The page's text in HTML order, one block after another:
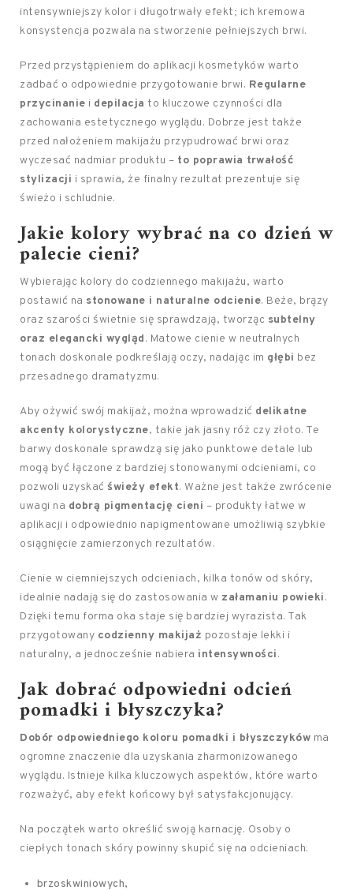
intensywniejszy kolor i długotrwały efekt; ich kremowa
konsystencja pozwala na stworzenie pełniejszych brwi.
Przed przystąpieniem do aplikacji kosmetyków warto
zadbać o odpowiednie przygotowanie brwi. Regularne
przycinanie i depilacja to kluczowe czynności dla
zachowania estetycznego wyglądu. Dobrze jest także
przed nałożeniem makijażu przypudrować brwi oraz
wyczesać nadmiar produktu – to poprawia trwałość
stylizacji i sprawia, że finalny rezultat prezentuje się
świeżo i schludnie.
Jakie kolory wybrać na co dzień w
palecie cieni?
Wybierając kolory do codziennego makijażu, warto
postawić na stonowane i naturalne odcienie. Beże, brązy
oraz szarości świetnie się sprawdzają, tworząc subtelny
oraz elegancki wygląd. Matowe cienie w neutralnych
tonach doskonale podkreślają oczy, nadając im głębi bez
przesadnego dramatyzmu.
Aby ożywić swój makijaż, można wprowadzić delikatne
akcenty kolorystyczne, takie jak jasny róż czy złoto. Te
barwy doskonale sprawdzą się jako punktowe detale lub
mogą być łączone z bardziej stonowanymi odcieniami, co
pozwoli uzyskać świeży efekt. Ważne jest także zwrócenie
uwagi na dobrą pigmentację cieni – produkty łatwe w
aplikacji i odpowiednio napigmentowane umożliwią szybkie
osiągnięcie zamierzonych rezultatów.
Cienie w ciemniejszych odcieniach, kilka tonów od skóry,
idealnie nadają się do zastosowania w załamaniu powieki.
Dzięki temu forma oka staje się bardziej wyrazista. Tak
przygotowany codzienny makijaż pozostaje lekki i
naturalny, a jednocześnie nabiera intensywności.
Jak dobrać odpowiedni odcień
pomadki i błyszczyka?
Dobór odpowiedniego koloru pomadki i błyszczyków ma
ogromne znaczenie dla uzyskania zharmonizowanego
wyglądu. Istnieje kilka kluczowych aspektów, które warto
rozważyć, aby efekt końcowy był satysfakcjonujący.
Na początek warto określić swoją karnację. Osoby o
ciepłych tonach skóry powinny skupić się na odcieniach:
brzoskwiniowych,